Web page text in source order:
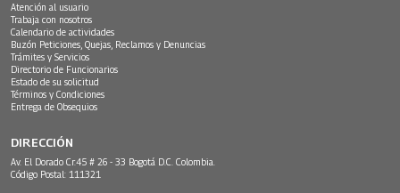
Atención al usuario
Trabaja con nosotros
Calendario de actividades
Buzón Peticiones, Quejas, Reclamos y Denuncias
Trámites y Servicios
Directorio de Funcionarios
Estado de su solicitud
Términos y Condiciones
Entrega de Obsequios
DIRECCIÓN
Av. El Dorado Cr.45 # 26 - 33 Bogotá D.C. Colombia.
Código Postal: 111321